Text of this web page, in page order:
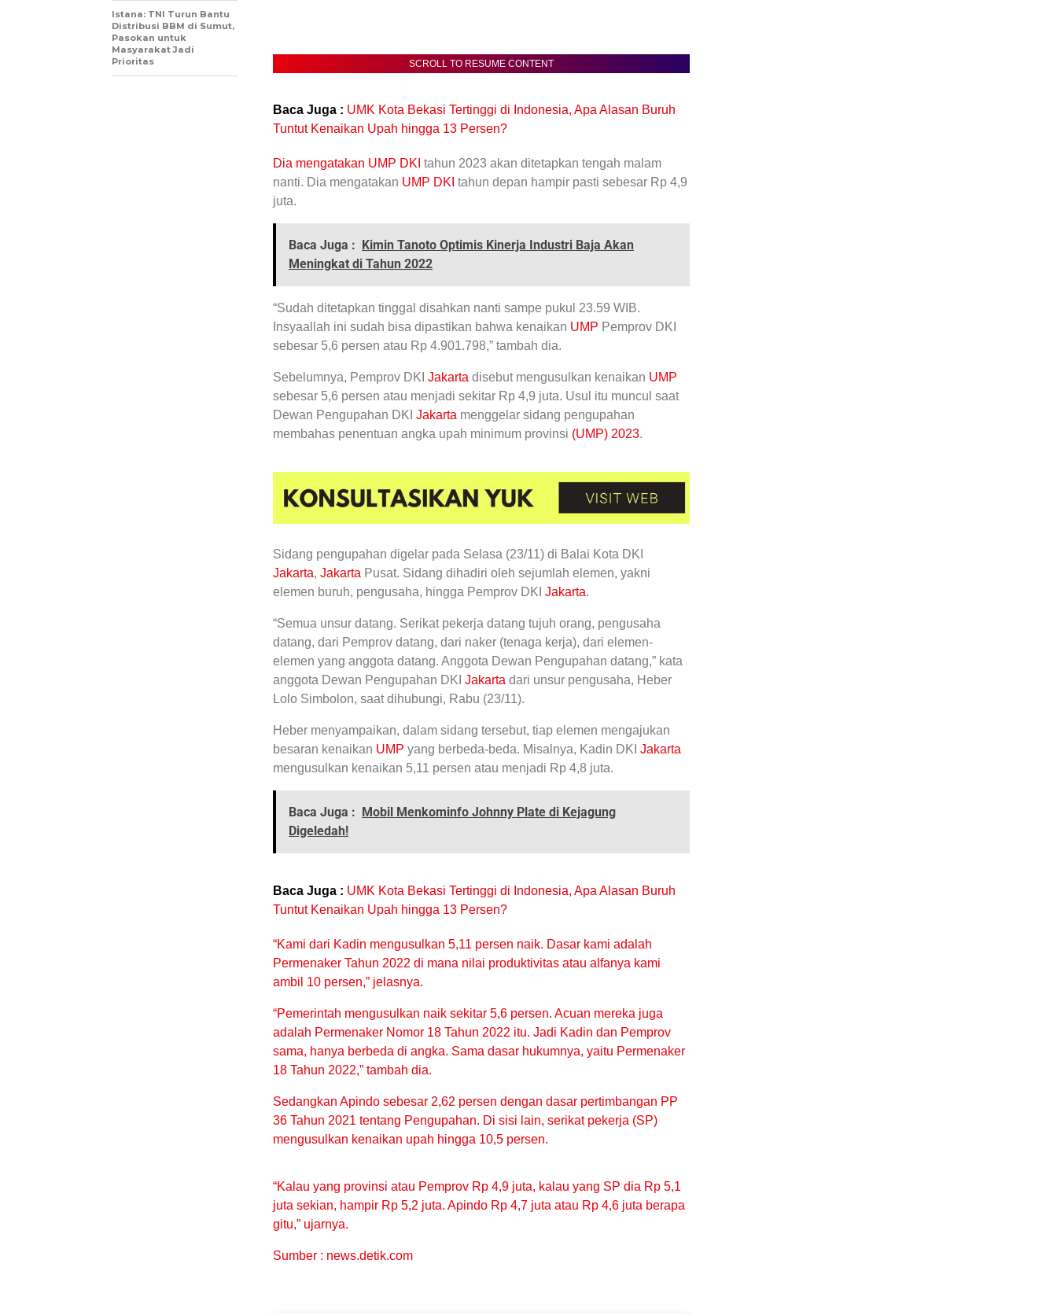
SCROLL TO RESUME CONTENT
Baca Juga : UMK Kota Bekasi Tertinggi di Indonesia, Apa Alasan Buruh
Tuntut Kenaikan Upah hingga 13 Persen?
Dia mengatakan UMP DKI tahun 2023 akan ditetapkan tengah malam
nanti. Dia mengatakan UMP DKI tahun depan hampir pasti sebesar Rp 4,9
juta.
Baca Juga : Kimin Tanoto Optimis Kinerja Industri Baja Akan
Meningkat di Tahun 2022
“Sudah ditetapkan tinggal disahkan nanti sampe pukul 23.59 WIB.
Insyaallah ini sudah bisa dipastikan bahwa kenaikan UMP Pemprov DKI
sebesar 5,6 persen atau Rp 4.901.798,” tambah dia.
Sebelumnya, Pemprov DKI Jakarta disebut mengusulkan kenaikan UMP
sebesar 5,6 persen atau menjadi sekitar Rp 4,9 juta. Usul itu muncul saat
Dewan Pengupahan DKI Jakarta menggelar sidang pengupahan
membahas penentuan angka upah minimum provinsi (UMP) 2023.
Sidang pengupahan digelar pada Selasa (23/11) di Balai Kota DKI
Jakarta, Jakarta Pusat. Sidang dihadiri oleh sejumlah elemen, yakni
elemen buruh, pengusaha, hingga Pemprov DKI Jakarta.
“Semua unsur datang. Serikat pekerja datang tujuh orang, pengusaha
datang, dari Pemprov datang, dari naker (tenaga kerja), dari elemen-
elemen yang anggota datang. Anggota Dewan Pengupahan datang,” kata
anggota Dewan Pengupahan DKI Jakarta dari unsur pengusaha, Heber
Lolo Simbolon, saat dihubungi, Rabu (23/11).
Heber menyampaikan, dalam sidang tersebut, tiap elemen mengajukan
besaran kenaikan UMP yang berbeda-beda. Misalnya, Kadin DKI Jakarta
mengusulkan kenaikan 5,11 persen atau menjadi Rp 4,8 juta.
Baca Juga : Mobil Menkominfo Johnny Plate di Kejagung
Digeledah!
Baca Juga : UMK Kota Bekasi Tertinggi di Indonesia, Apa Alasan Buruh
Tuntut Kenaikan Upah hingga 13 Persen?
“Kami dari Kadin mengusulkan 5,11 persen naik. Dasar kami adalah
Permenaker Tahun 2022 di mana nilai produktivitas atau alfanya kami
ambil 10 persen,” jelasnya.
“Pemerintah mengusulkan naik sekitar 5,6 persen. Acuan mereka juga
adalah Permenaker Nomor 18 Tahun 2022 itu. Jadi Kadin dan Pemprov
sama, hanya berbeda di angka. Sama dasar hukumnya, yaitu Permenaker
18 Tahun 2022,” tambah dia.
Sedangkan Apindo sebesar 2,62 persen dengan dasar pertimbangan PP
36 Tahun 2021 tentang Pengupahan. Di sisi lain, serikat pekerja (SP)
mengusulkan kenaikan upah hingga 10,5 persen.
“Kalau yang provinsi atau Pemprov Rp 4,9 juta, kalau yang SP dia Rp 5,1
juta sekian, hampir Rp 5,2 juta. Apindo Rp 4,7 juta atau Rp 4,6 juta berapa
gitu,” ujarnya.
Sumber : news.detik.com
Istana: TNI Turun Bantu
Distribusi BBM di Sumut,
Pasokan untuk
Masyarakat Jadi
Prioritas